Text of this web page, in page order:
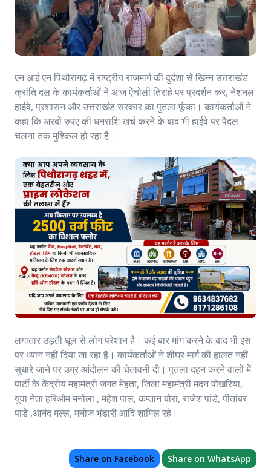
एन आई एन पिथौरागढ़ में राष्ट्रीय राजमार्ग की दुर्दशा से खिन्न उत्तराखंड
क्रांति दल के कार्यकर्ताओं ने आज ऐंचोली तिराहे पर प्रदर्शन कर, नेशनल
हाईवे, प्रशासन और उत्तराखंड सरकार का पुतला फूंका। कार्यकर्ताओं ने
कहा कि अरबों रुपए की धनराशि खर्च करने के बाद भी हाईवे पर पैदल
चलना तक मुश्किल हो रहा है।
लगातार उड़ती धूल से लोग परेशान है। कई बार मांग करने के बाद भी इस
पर ध्यान नहीं दिया जा रहा है। कार्यकर्ताओं ने शीघ्र मार्ग की हालत नहीं
सुधारे जाने पर उग्र आंदोलन की चेतावनी दी। पुतला दहन करने वालों में
पार्टी के केंद्रीय महामंत्री जगत मेहता, जिला महामंत्री मदन पोखरिया,
युवा नेता हरिओम मनोला , महेश पाल, कप्तान बोरा, राजेश पांडे, पीतांबर
पांडे ,आनंद मल्ल, मनोज भंडारी आदि शामिल रहे।
Share on Facebook Share on WhatsApp